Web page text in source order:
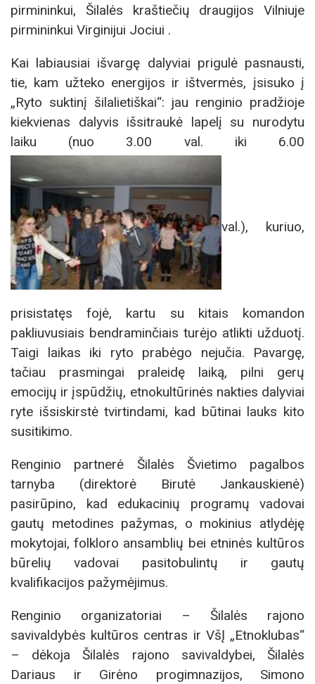
pirmininkui, Šilalės kraštiečių draugijos Vilniuje
pirmininkui Virginijui Jociui .
Kai labiausiai išvargę dalyviai prigulė pasnausti,
tie, kam užteko energijos ir ištvermės, įsisuko į
„Ryto suktinį šilalietiškai“: jau renginio pradžioje
kiekvienas dalyvis išsitraukė lapelį su nurodytu
laiku (nuo 3.00 val. iki 6.00
val.), kuriuo,
prisistatęs fojė, kartu su kitais komandon
pakliuvusiais bendraminčiais turėjo atlikti užduotį.
Taigi laikas iki ryto prabėgo nejučia. Pavargę,
tačiau prasmingai praleidę laiką, pilni gerų
emocijų ir įspūdžių, etnokultūrinės nakties dalyviai
ryte išsiskirstė tvirtindami, kad būtinai lauks kito
susitikimo.
Renginio partnerė Šilalės Švietimo pagalbos
tarnyba (direktorė Birutė Jankauskienė)
pasirūpino, kad edukacinių programų vadovai
gautų metodines pažymas, o mokinius atlydėję
mokytojai, folkloro ansamblių bei etninės kultūros
būrelių vadovai pasitobulintų ir gautų
kvalifikacijos pažymėjimus.
Renginio organizatoriai – Šilalės rajono
savivaldybės kultūros centras ir VšĮ „Etnoklubas“
– dėkoja Šilalės rajono savivaldybei, Šilalės
Dariaus ir Girėno progimnazijos, Simono